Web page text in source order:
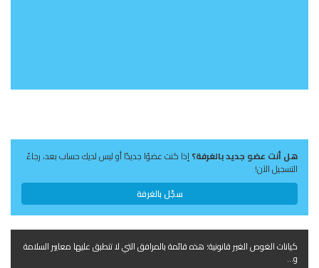
هل أنت عضو جديد بالغرفة؟إذا كنت عضوًا جديدًا أو ليس لديك حساب بعد، رجاءً
التسجيل الآن!
سجّل بالغرفة
كيانات الغوص الغير قانونية؛ هذه قائمة بالمرافق التي لا تنطبق عليها معايير السلامة
و...